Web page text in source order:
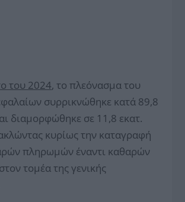
του 2024, το πλεόνασμα του
συρρικνώθηκε κατά 89,8
διαμορφώθηκε σε 11,8 εκατ.
κυρίως την καταγραφή
πληρωμών έναντι καθαρών
τομέα της γενικής